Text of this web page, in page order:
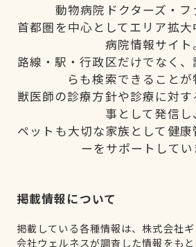
動物病院ドクターズ・フ
首都圏を中心としてエリア拡
病院情報サイト
路線・駅・行政区だけでなく
らも検索できることが
獣医師の診療方針や診療に対
事として発信し、
ペットも大切な家族として健
ーをサポートしてい
掲載情報について
掲載している各種情報は、株式会社
会社ウェルネスが調査した情報をもと